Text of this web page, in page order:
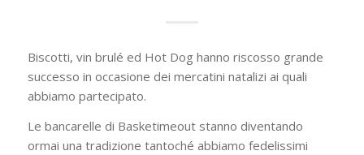
Biscotti, vin brulé ed Hot Dog hanno riscosso grande
successo in occasione dei mercatini natalizi ai quali
abbiamo partecipato.
Le bancarelle di Basketimeout stanno diventando
ormai una tradizione tantoché abbiamo fedelissimi